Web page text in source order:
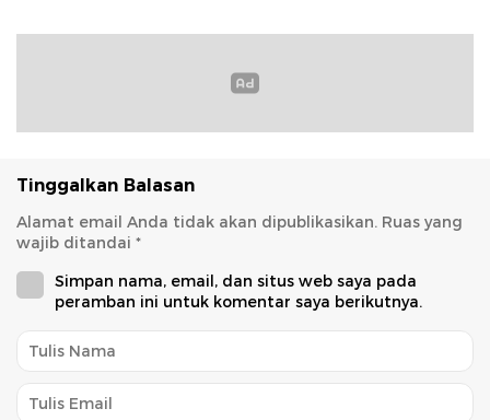
Tinggalkan Balasan
Alamat email Anda tidak akan dipublikasikan. Ruas yang
wajib ditandai *
Simpan nama, email, dan situs web saya pada
peramban ini untuk komentar saya berikutnya.